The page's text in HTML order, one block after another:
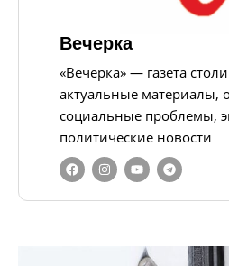
Вечерка
«Вечёрка» — газета
актуальные материалы,
социальные проблемы,
политические новости